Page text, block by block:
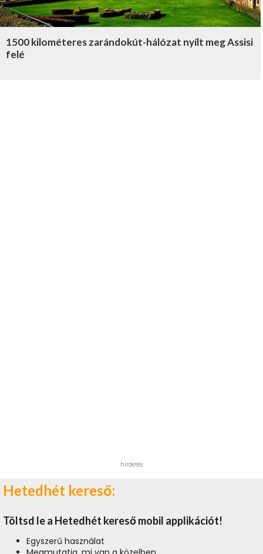
1500 kilométeres zarándokút-hálózat nyílt meg Assisi
felé
hirdetés
Hetedhét kereső:
Töltsd le a Hetedhét kereső mobil applikációt!
Egyszerű használat